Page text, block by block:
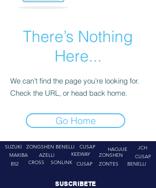
There’s Nothing
Here...
We can’t find the page you’re looking for.
Check the URL, or head back home.
Go Home
SUZUKI
ZONGSHEN
MAKIBA
AZELLI
BENELLI
CUSAP
KEEWAY
B52
CROSS SONLINK CUSAP
HAOJUE
JCH
ZONSHEN
ZONTES
CUSAP
BENELLI
SUSCRIBETE